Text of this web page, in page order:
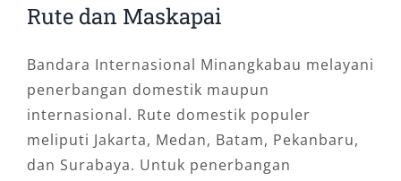
Rute dan Maskapai
Bandara Internasional Minangkabau melayani
penerbangan domestik maupun
internasional. Rute domestik populer
meliputi Jakarta, Medan, Batam, Pekanbaru,
dan Surabaya. Untuk penerbangan